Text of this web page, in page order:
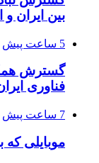
بین ایران و
5 ساعت پیش
گسترش
فناوری
7 ساعت پیش
موبایلی